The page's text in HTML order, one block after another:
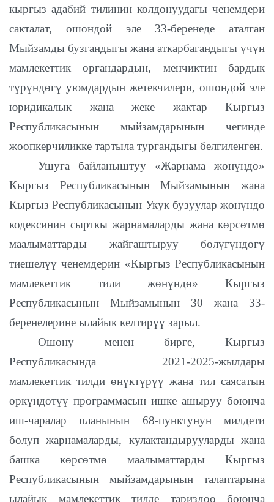
кыргыз адабий тилинин колдонуудагы ченемдери
сакталат, ошондой эле 33-беренеде аталган
Мыйзамды бузгандыгы жана аткарбагандыгы үчүн
мамлекеттик органдардын, менчиктин бардык
түрүндөгү уюмдардын жетекчилери, ошондой эле
юридикалык жана жеке жактар Кыргыз
Республикасынын мыйзамдарынын чегинде
жоопкерчиликке тартыла тургандыгы белгиленген.
Ушуга байланыштуу «Жарнама жөнүндө»
Кыргыз Республикасынын Мыйзамынын жана
Кыргыз Республикасынын Укук бузуулар жөнүндө
кодексинин сырткы жарнамаларды жана көрсөтмө
маалыматтарды жайгаштыруу бөлүгүндөгү
тиешелүү ченемдерин «Кыргыз Республикасынын
мамлекеттик тили жөнүндө» Кыргыз
Республикасынын Мыйзамынын 30 жана 33-
беренелерине ылайык келтирүү зарыл.
Ошону менен бирге, Кыргыз
Республикасында 2021-2025-жылдары
мамлекеттик тилди өнүктүрүү жана тил саясатын
өркүндөтүү программасын ишке ашыруу боюнча
иш-чаралар планынын 68-пунктунун милдети
болуп жарнамаларды, кулактандырууларды жана
башка көрсөтмө маалыматтарды Кыргыз
Республикасынын мыйзамдарынын талаптарына
ылайык мамлекеттик тилде тариздөө боюнча